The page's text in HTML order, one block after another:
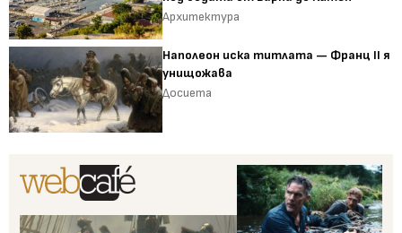
Архитектура
Наполеон иска титлата — Франц II я
унищожава
Досиета